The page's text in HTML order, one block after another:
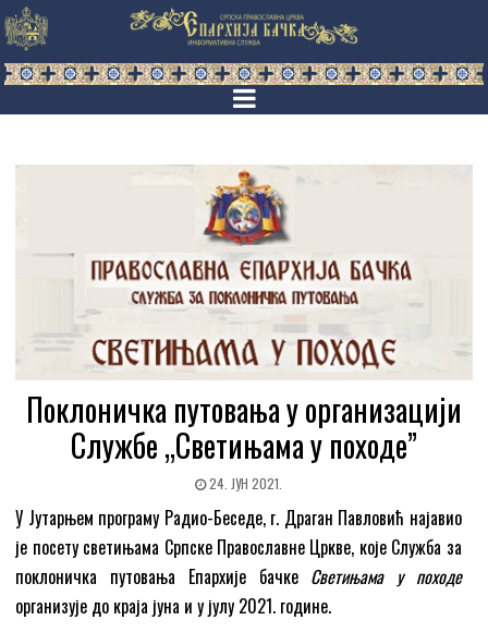
Поклоничка путовања у организацији
Службе „Светињама у походе”
24. ЈУН 2021.
У Јутарњем програму Радио-Беседе, г. Драган Павловић најавио
је посету светињама Српске Православне Цркве, које Службa за
поклоничка путовања Епархије бачке Светињама у походе
организује до краја јуна и у јулу 2021. године.